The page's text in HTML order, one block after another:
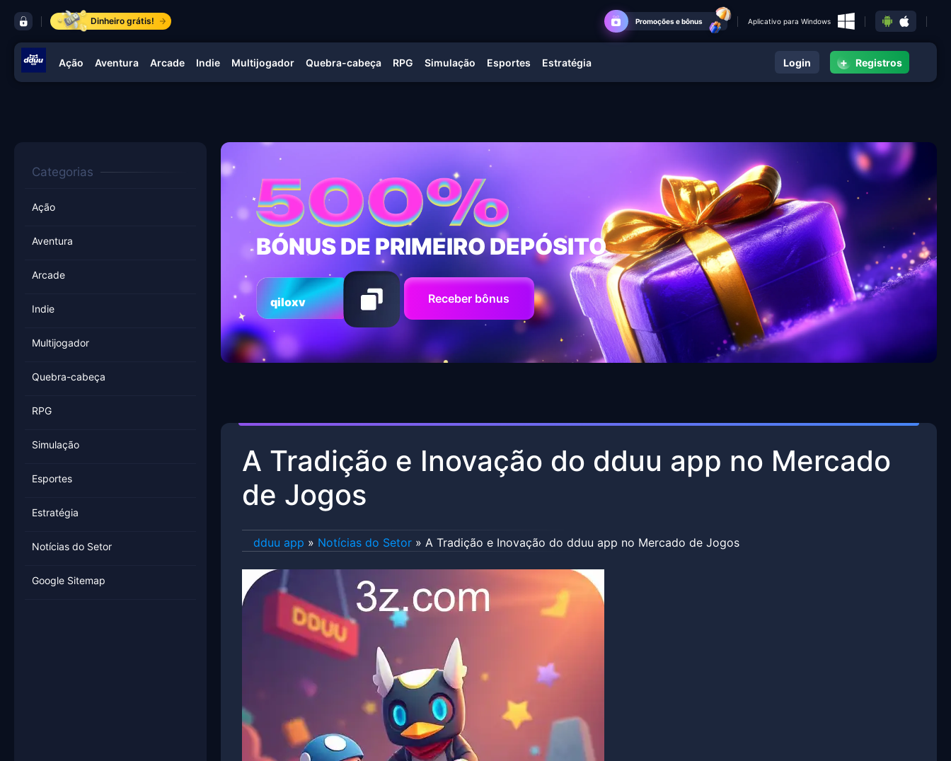
barra de controles dduu app
Dinheiro grátis! Promoções e bônus Aplicativo para Windows
navegação dduu app
Ação Aventura Arcade Indie Multijogador Quebra-cabeça RPG Simulação Esportes Estratégia Login + Registros
Categorias
Ação
Aventura
Arcade
Indie
Multijogador
Quebra-cabeça
RPG
Simulação
Esportes
Estratégia
Notícias do Setor
Google Sitemap
BÓNUS DE PRIMEIRO DEPÓSITO
qiloxv Receber bônus
A Tradição e Inovação do dduu app no Mercado
de Jogos
dduu app » Notícias do Setor » A Tradição e Inovação do dduu app no Mercado de Jogos